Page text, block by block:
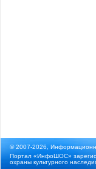
© 2007-2026,
Портал «ИнфоШОС»
охраны культурного